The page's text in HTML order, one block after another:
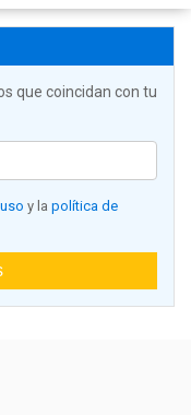
que coincidan con tu
y la política de